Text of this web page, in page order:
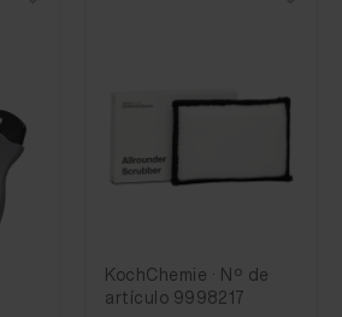
KochChemie · Nº de
artículo 9998217